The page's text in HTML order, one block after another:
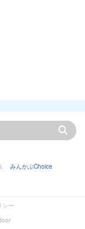
みんかぶChoice
シー